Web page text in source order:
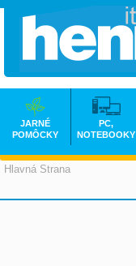
Hlavná Strana
JARNÉ
POMÔCKY
PC,
NOTEBOOKY